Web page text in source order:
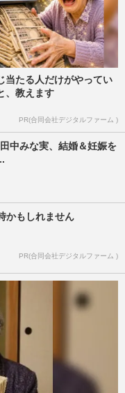
当たる人だけがやってい
、教えます
PR(合同会社デジタルファーム )
中みな実、結婚＆妊娠を
かもしれません
PR(合同会社デジタルファーム )